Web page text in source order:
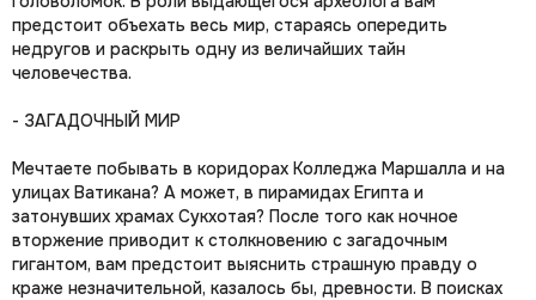
предстоит объехать весь мир, стараясь опередить
недругов и раскрыть одну из величайших тайн
человечества.
- ЗАГАДОЧНЫЙ МИР
Мечтаете побывать в коридорах Колледжа Маршалла и на
улицах Ватикана? А может, в пирамидах Египта и
затонувших храмах Сукхотая? После того как ночное
вторжение приводит к столкновению с загадочным
гигантом, вам предстоит выяснить страшную правду о
краже незначительной, казалось бы, древности. В поисках